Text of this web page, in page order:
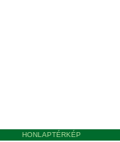
HONLAPTÉRKÉP